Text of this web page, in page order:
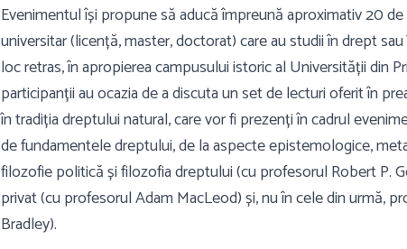
Evenimentul își propune să aducă împreună aproximativ 20
universitar (licență, master, doctorat) care au studii în drept
loc retras, în apropierea campusului istoric al Universității din
participanții au ocazia de a discuta un set de lecturi oferit în
în tradiția dreptului natural, care vor fi prezenți în cadrul
de fundamentele dreptului, de la aspecte epistemologice,
filozofie politică și filozofia dreptului (cu profesorul Robert P.
privat (cu profesorul Adam MacLeod) și, nu în cele din urmă,
Bradley).